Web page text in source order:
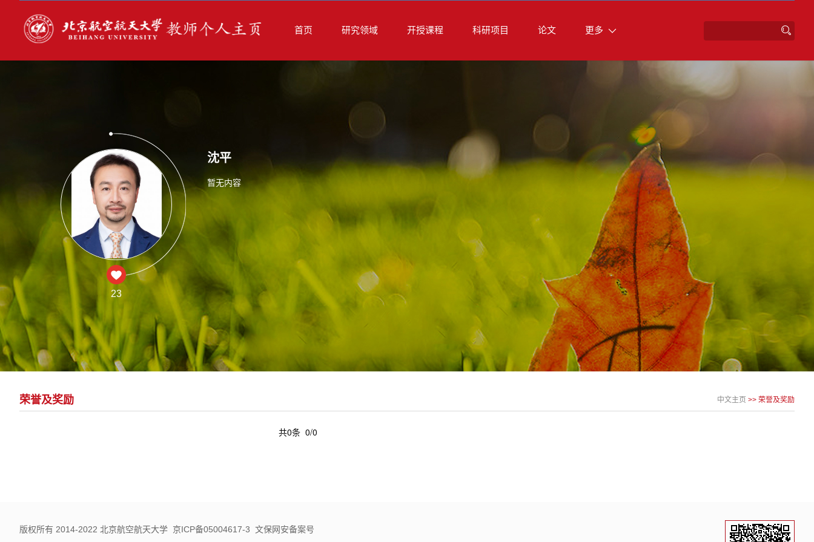
首页 研究领域 开授课程 科研项目 论文 更多
23
沈平
暂无内容
荣誉及奖励 中文主页 >> 荣誉及奖励
共0条 0/0
版权所有 2014-2022 北京航空航天大学 京ICP备05004617-3 文保网安备案号